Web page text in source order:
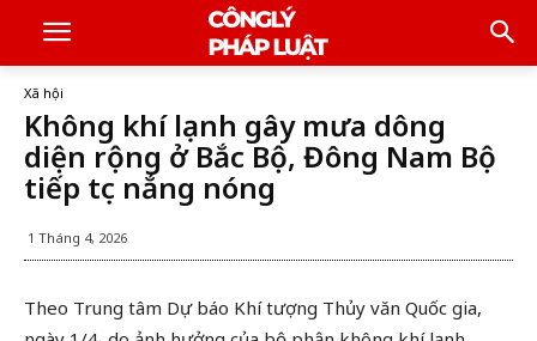
Xã hội
Không khí lạnh gây mưa dông
diện rộng ở Bắc Bộ, Đông Nam Bộ
tiếp tục nắng nóng
1 Tháng 4, 2026
Theo Trung tâm Dự báo Khí tượng Thủy văn Quốc gia,